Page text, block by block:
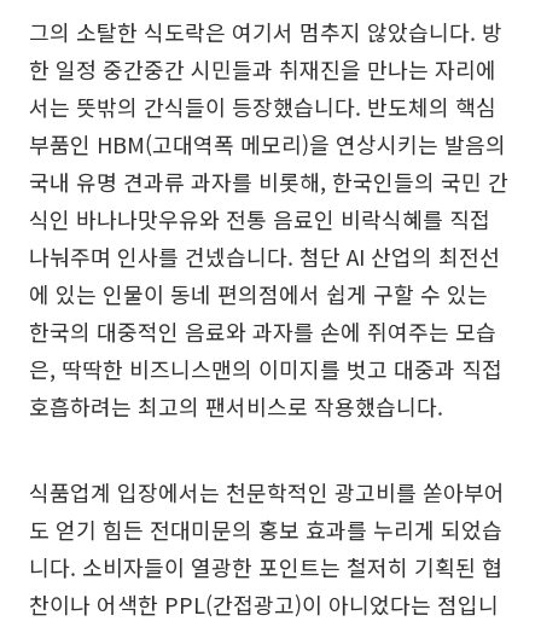
그의 소탈한 식도락은 여기서 멈추지 않았습니다. 방
한 일정 중간중간 시민들과 취재진을 만나는 자리에
서는 뜻밖의 간식들이 등장했습니다. 반도체의 핵심
부품인 HBM(고대역폭 메모리)을 연상시키는 발음의
국내 유명 견과류 과자를 비롯해, 한국인들의 국민 간
식인 바나나맛우유와 전통 음료인 비락식혜를 직접
나눠주며 인사를 건넸습니다. 첨단 AI 산업의 최전선
에 있는 인물이 동네 편의점에서 쉽게 구할 수 있는
한국의 대중적인 음료와 과자를 손에 쥐여주는 모습
은, 딱딱한 비즈니스맨의 이미지를 벗고 대중과 직접
호흡하려는 최고의 팬서비스로 작용했습니다.
식품업계 입장에서는 천문학적인 광고비를 쏟아부어
도 얻기 힘든 전대미문의 홍보 효과를 누리게 되었습
니다. 소비자들이 열광한 포인트는 철저히 기획된 협
찬이나 어색한 PPL(간접광고)이 아니었다는 점입니